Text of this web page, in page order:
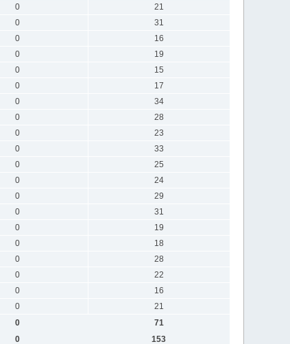
0
21
0
31
0
16
0
19
0
15
0
17
0
34
0
28
0
23
0
33
0
25
0
24
0
29
0
31
0
19
0
18
0
28
0
22
0
16
0
21
0
71
0 153